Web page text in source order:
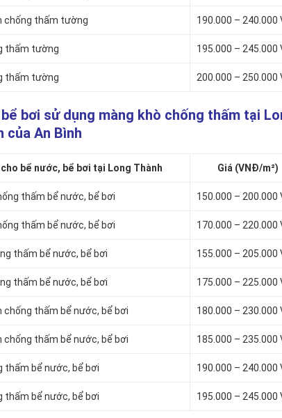
chống thấm tường 190.000 – 240.000
thấm tường 195.000 – 245.000
thấm tường 200.000 – 250.000
bơi sử dụng màng khò chống thấm tại
của An Bình
bể nước, bể bơi tại Long Thành Giá (VNĐ/m²)
thấm bể nước, bể bơi 150.000 – 200.000
thấm bể nước, bể bơi 170.000 – 220.000
thấm bể nước, bể bơi 155.000 – 205.000
thấm bể nước, bể bơi 175.000 – 225.000
thấm bể nước, bể bơi 180.000 – 230.000
thấm bể nước, bể bơi 185.000 – 235.000
thấm bể nước, bể bơi 190.000 – 240.000
thấm bể nước, bể bơi 195.000 – 245.000